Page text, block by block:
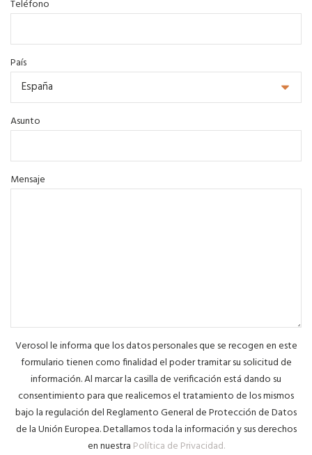
Teléfono
País
Asunto
Mensaje
Verosol le informa que los datos personales que se recogen en este
formulario tienen como finalidad el poder tramitar su solicitud de
información. Al marcar la casilla de verificación está dando su
consentimiento para que realicemos el tratamiento de los mismos
bajo la regulación del Reglamento General de Protección de Datos
de la Unión Europea. Detallamos toda la información y sus derechos
en nuestra Política de Privacidad.